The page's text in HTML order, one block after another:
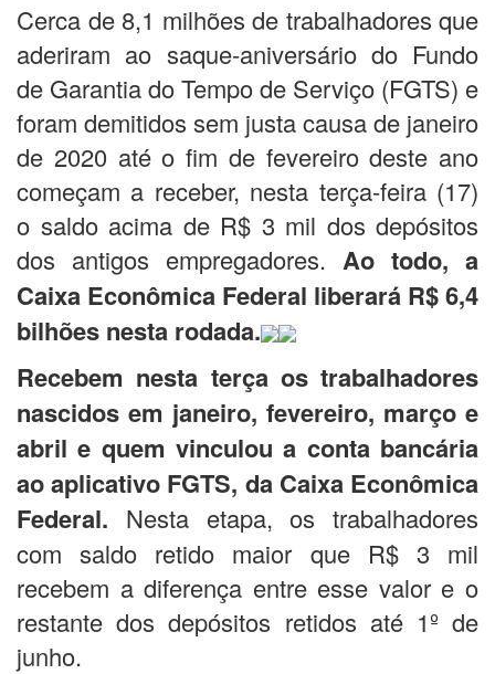
Cerca de 8,1 milhões de trabalhadores que
aderiram ao saque-aniversário do Fundo
de Garantia do Tempo de Serviço (FGTS) e
foram demitidos sem justa causa de janeiro
de 2020 até o fim de fevereiro deste ano
começam a receber, nesta terça-feira (17)
o saldo acima de R$ 3 mil dos depósitos
dos antigos empregadores. Ao todo, a
Caixa Econômica Federal liberará R$ 6,4
bilhões nesta rodada.
Recebem nesta terça os trabalhadores
nascidos em janeiro, fevereiro, março e
abril e quem vinculou a conta bancária
ao aplicativo FGTS, da Caixa Econômica
Federal. Nesta etapa, os trabalhadores
com saldo retido maior que R$ 3 mil
recebem a diferença entre esse valor e o
restante dos depósitos retidos até 1º de
junho.